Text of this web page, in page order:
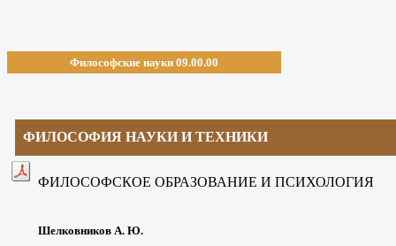
Философские науки 09.00.00
ФИЛОСОФИЯ НАУКИ И ТЕХНИКИ
ФИЛОСОФСКОЕ ОБРАЗОВАНИЕ И ПСИХОЛОГИЯ
Шелковников А. Ю.